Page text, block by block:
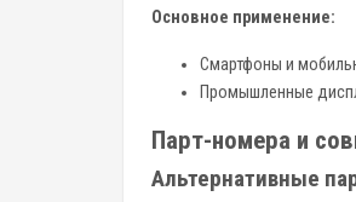
Основное применение:
Смартфоны и
Промышленные
Парт-номера и
Альтернативные